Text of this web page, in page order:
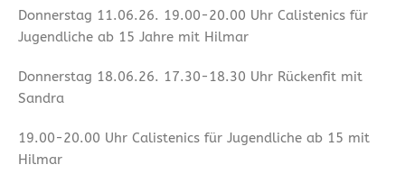
Donnerstag 11.06.26. 19.00-20.00 Uhr Calistenics für
Jugendliche ab 15 Jahre mit Hilmar
Donnerstag 18.06.26. 17.30-18.30 Uhr Rückenfit mit
Sandra
19.00-20.00 Uhr Calistenics für Jugendliche ab 15 mit
Hilmar